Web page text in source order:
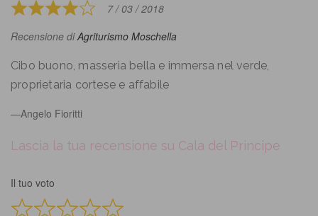
Rated
4
of
5
7 / 03 / 2018
Recensione diAgriturismo Moschella
Cibo buono, masseria bella e immersa nel verde,
proprietaria cortese e affabile
Angelo Fioritti
Lascia la tua recensione su Cala del Principe
Il tuo voto